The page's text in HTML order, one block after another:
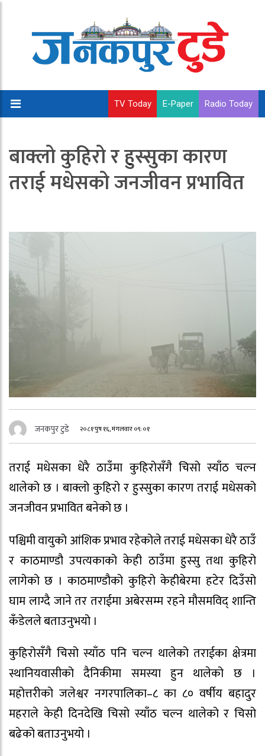
TV Today E-Paper Radio Today
बाक्लो कुहिरो र हुस्सुका कारण
तराई मधेसको जनजीवन प्रभावित
जनकपुर टुडे २०८१ पुष १६, मंगलवार ०९:०१
तराई मधेसका धेरै ठाउँमा कुहिरोसँगै चिसो स्याँठ चल्न
थालेको छ । बाक्लो कुहिरो र हुस्सुका कारण तराई मधेसको
जनजीवन प्रभावित बनेको छ ।
पश्चिमी वायुको आंशिक प्रभाव रहेकोले तराई मधेसका धेरै ठाउँ
र काठमाण्डौ उपत्यकाको केही ठाउँमा हुस्सु तथा कुहिरो
लागेको छ । काठमाण्डौको कुहिरो केहीबेरमा हटेर दिउँसो
घाम लाग्दै जाने तर तराईमा अबेरसम्म रहने मौसमविद् शान्ति
कँडेलले बताउनुभयो ।
कुहिरोसँगै चिसो स्याँठ पनि चल्न थालेको तराईका क्षेत्रमा
स्थानियवासीको दैनिकीमा समस्या हुन थालेको छ ।
महोत्तरीको जलेश्वर नगरपालिका–८ का ८० वर्षीय बहादुर
महराले केही दिनदेखि चिसो स्याँठ चल्न थालेको र चिसो
बढेको बताउनुभयो ।